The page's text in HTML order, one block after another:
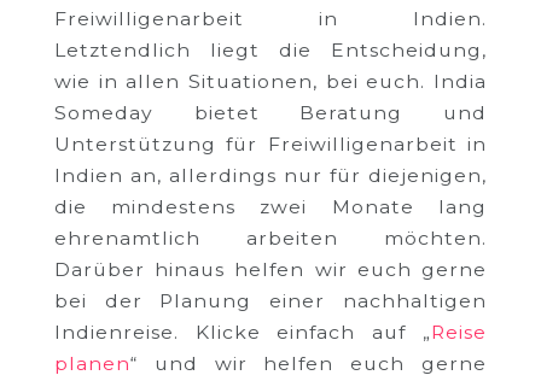
Freiwilligenarbeit in Indien.
Letztendlich liegt die Entscheidung,
wie in allen Situationen, bei euch. India
Someday bietet Beratung und
Unterstützung für Freiwilligenarbeit in
Indien an, allerdings nur für diejenigen,
die mindestens zwei Monate lang
ehrenamtlich arbeiten möchten.
Darüber hinaus helfen wir euch gerne
bei der Planung einer nachhaltigen
Indienreise. Klicke einfach auf „Reise
planen“ und wir helfen euch gerne